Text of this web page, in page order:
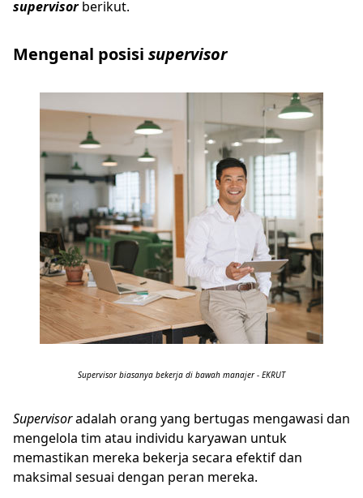
supervisorberikut.
Mengenal posisi supervisor
Supervisor biasanya bekerja di bawah manajer - EKRUT
Supervisoradalah orang yang bertugas mengawasi dan
mengelola tim atau individu karyawan untuk
memastikan mereka bekerja secara efektif dan
maksimal sesuai dengan peran mereka.